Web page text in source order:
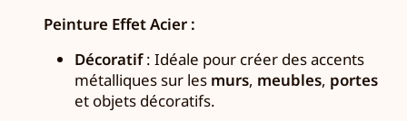
Peinture Effet Acier :
Décoratif: Idéale pour créer des accents
métalliques sur les murs, meubles, portes
et objets décoratifs.